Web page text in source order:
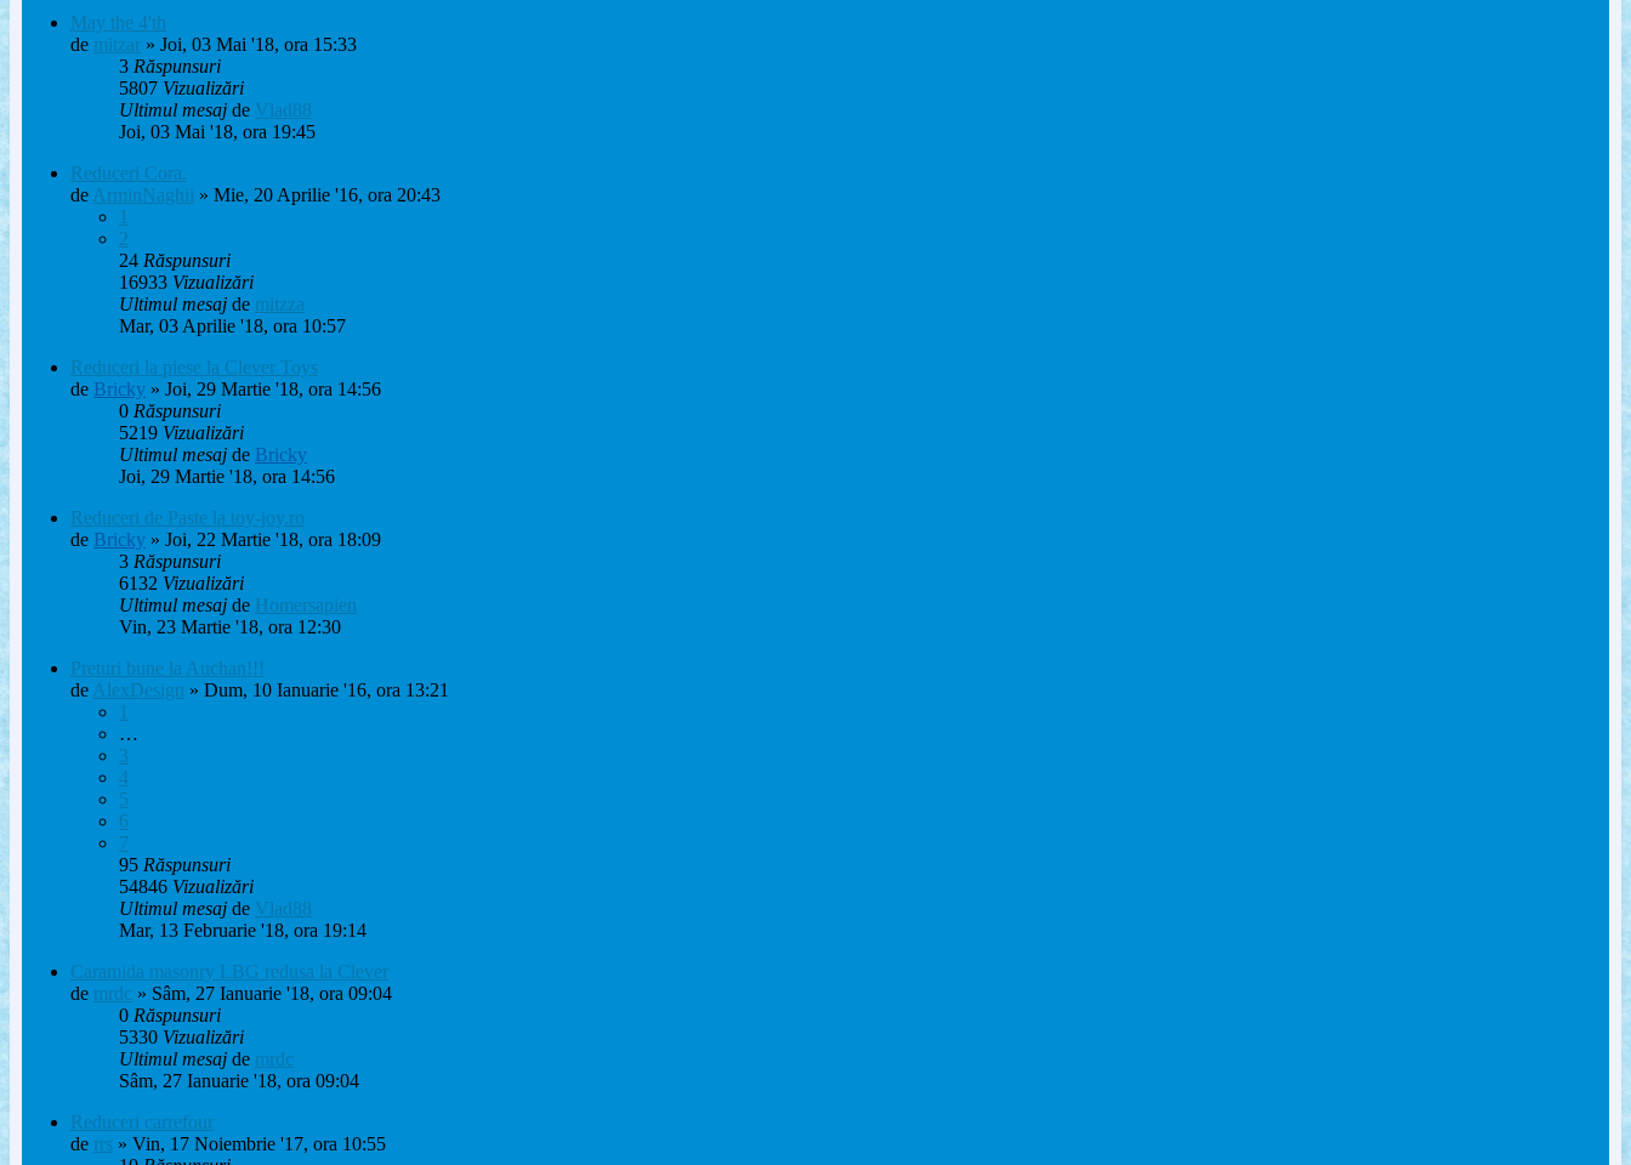
May the 4'th
de mitzar » Joi, 03 Mai '18, ora 15:33
3 Răspunsuri
5807 Vizualizări
Ultimul mesaj de Vlad88
Joi, 03 Mai '18, ora 19:45
Reduceri Cora.
de ArminNaghii » Mie, 20 Aprilie '16, ora 20:43
1
2
24 Răspunsuri
16933 Vizualizări
Ultimul mesaj de mitzza
Mar, 03 Aprilie '18, ora 10:57
Reduceri la piese la Clever Toys
de Bricky » Joi, 29 Martie '18, ora 14:56
0 Răspunsuri
5219 Vizualizări
Ultimul mesaj de Bricky
Joi, 29 Martie '18, ora 14:56
Reduceri de Paste la toy-joy.ro
de Bricky » Joi, 22 Martie '18, ora 18:09
3 Răspunsuri
6132 Vizualizări
Ultimul mesaj de Homersapien
Vin, 23 Martie '18, ora 12:30
Preturi bune la Auchan!!!
de AlexDesign » Dum, 10 Ianuarie '16, ora 13:21
1
…
3
4
5
6
7
95 Răspunsuri
54846 Vizualizări
Ultimul mesaj de Vlad88
Mar, 13 Februarie '18, ora 19:14
Caramida masonry LBG redusa la Clever
de mrdc » Sâm, 27 Ianuarie '18, ora 09:04
0 Răspunsuri
5330 Vizualizări
Ultimul mesaj de mrdc
Sâm, 27 Ianuarie '18, ora 09:04
Reduceri carrefour
de rrs » Vin, 17 Noiembrie '17, ora 10:55